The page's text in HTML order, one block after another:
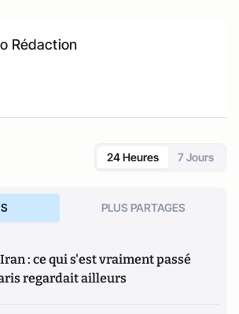
Rédaction
24 Heures 7 Jours
PLUS PARTAGES
: ce qui s'est vraiment passé
regardait ailleurs